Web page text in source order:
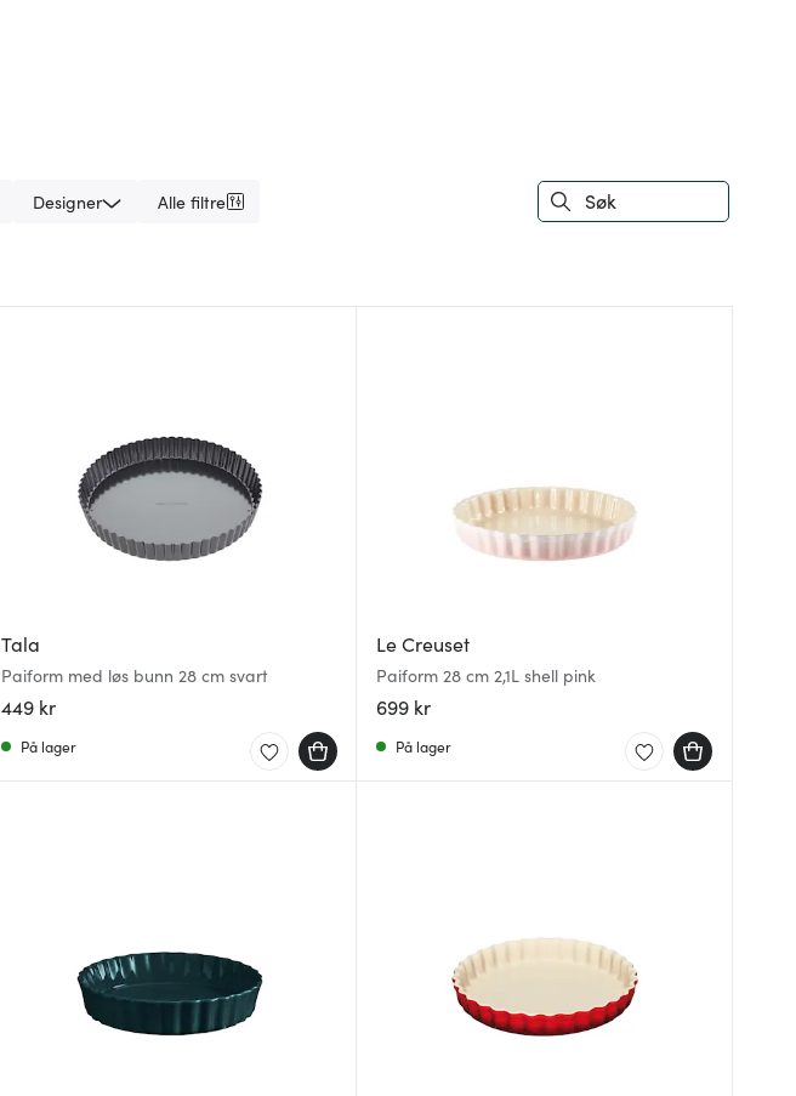
Designer Alle filtre
Tala
Paiform med løs bunn 28 cm svart
449 kr
På lager
Le Creuset
Paiform 28 cm 2,1L shell pink
699 kr
På lager